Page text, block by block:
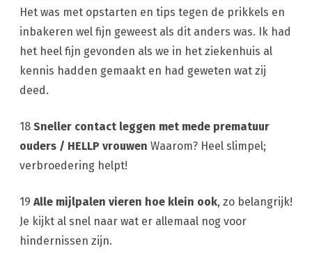
Het was met opstarten en tips tegen de prikkels en
inbakeren wel fijn geweest als dit anders was. Ik had
het heel fijn gevonden als we in het ziekenhuis al
kennis hadden gemaakt en had geweten wat zij
deed.
18 Sneller contact leggen met mede prematuur
ouders / HELLP vrouwen Waarom? Heel slimpel;
verbroedering helpt!
19 Alle mijlpalen vieren hoe klein ook, zo belangrijk!
Je kijkt al snel naar wat er allemaal nog voor
hindernissen zijn.